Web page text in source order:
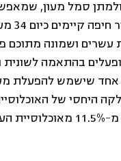
סמל מעון,
עבור
ושמונה מתוכם
בהתאמה לשונית
אחד שישמש להפעלת
היחסי של
הצורך הגדול והדרישה הציבורית